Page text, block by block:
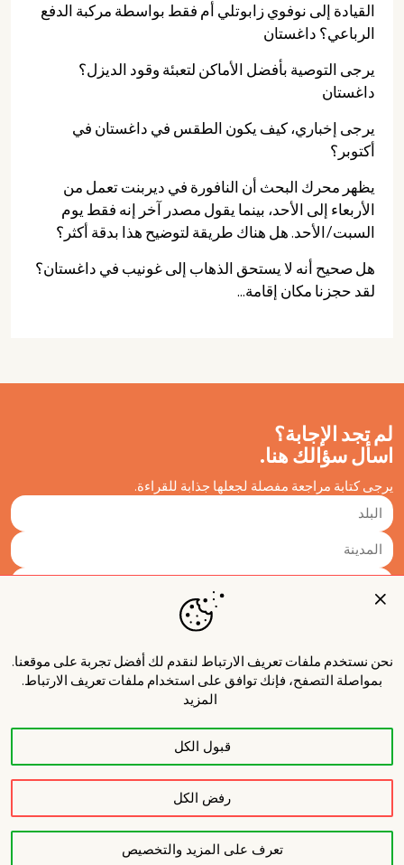
القيادة إلى نوفوي زابوتلي أم فقط بواسطة مركبة الدفع
الرباعي؟ داغستان
يرجى التوصية بأفضل الأماكن لتعبئة وقود الديزل؟
داغستان
يرجى إخباري، كيف يكون الطقس في داغستان في
أكتوبر؟
يظهر محرك البحث أن النافورة في ديربنت تعمل من
الأربعاء إلى الأحد، بينما يقول مصدر آخر إنه فقط يوم
السبت/الأحد. هل هناك طريقة لتوضيح هذا بدقة أكثر؟
هل صحيح أنه لا يستحق الذهاب إلى غونيب في داغستان؟
لقد حجزنا مكان إقامة...
لم تجد الإجابة؟
اسأل سؤالك هنا.
يرجى كتابة مراجعة مفصلة لجعلها جذابة للقراءة.
نشر
نحن نستخدم ملفات تعريف الارتباط لنقدم لك أفضل تجربة على موقعنا.
بمواصلة التصفح، فإنك توافق على استخدام ملفات تعريف الارتباط.
المزيد
قبول الكل
رفض الكل
تعرف على المزيد والتخصيص